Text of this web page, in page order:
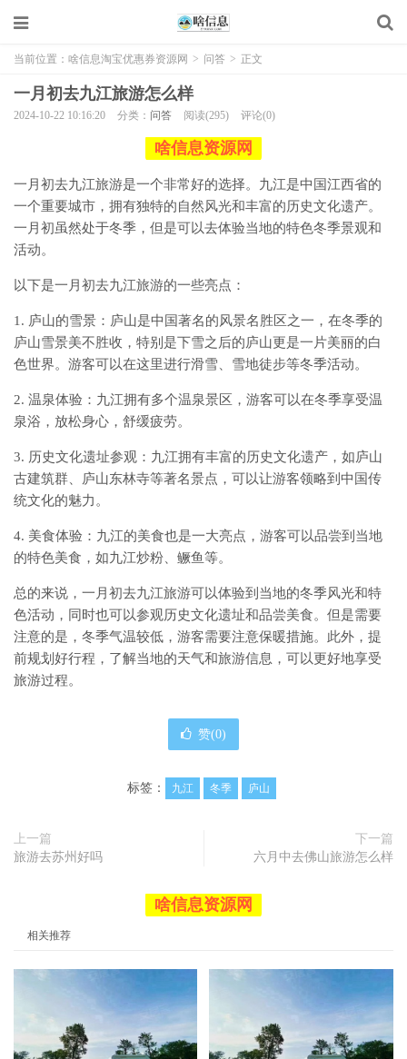
当前位置： 啥信息淘宝优惠券资源网 > 问答 > 正文
一月初去九江旅游怎么样
2024-10-22 10:16:20 分类： 问答 阅读(295) 评论(0)
啥信息资源网
一月初去九江旅游是一个非常好的选择。九江是中国江西省的
一个重要城市，拥有独特的自然风光和丰富的历史文化遗产。
一月初虽然处于冬季，但是可以去体验当地的特色冬季景观和
活动。
以下是一月初去九江旅游的一些亮点：
1. 庐山的雪景：庐山是中国著名的风景名胜区之一，在冬季的
庐山雪景美不胜收，特别是下雪之后的庐山更是一片美丽的白
色世界。游客可以在这里进行滑雪、雪地徒步等冬季活动。
2. 温泉体验：九江拥有多个温泉景区，游客可以在冬季享受温
泉浴，放松身心，舒缓疲劳。
3. 历史文化遗址参观：九江拥有丰富的历史文化遗产，如庐山
古建筑群、庐山东林寺等著名景点，可以让游客领略到中国传
统文化的魅力。
4. 美食体验：九江的美食也是一大亮点，游客可以品尝到当地
的特色美食，如九江炒粉、鳜鱼等。
总的来说，一月初去九江旅游可以体验到当地的冬季风光和特
色活动，同时也可以参观历史文化遗址和品尝美食。但是需要
注意的是，冬季气温较低，游客需要注意保暖措施。此外，提
前规划好行程，了解当地的天气和旅游信息，可以更好地享受
旅游过程。
赞(0)
标签： 九江 冬季 庐山
上一篇
旅游去苏州好吗
下一篇
六月中去佛山旅游怎么样
啥信息资源网
相关推荐